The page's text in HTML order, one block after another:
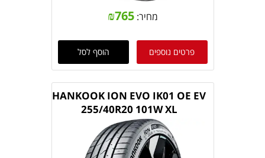
מחיר: ₪765
פרטים נוספים הוסף לסל
HANKOOK ION EVO IK01 OE EV
255/40R20 101W XL